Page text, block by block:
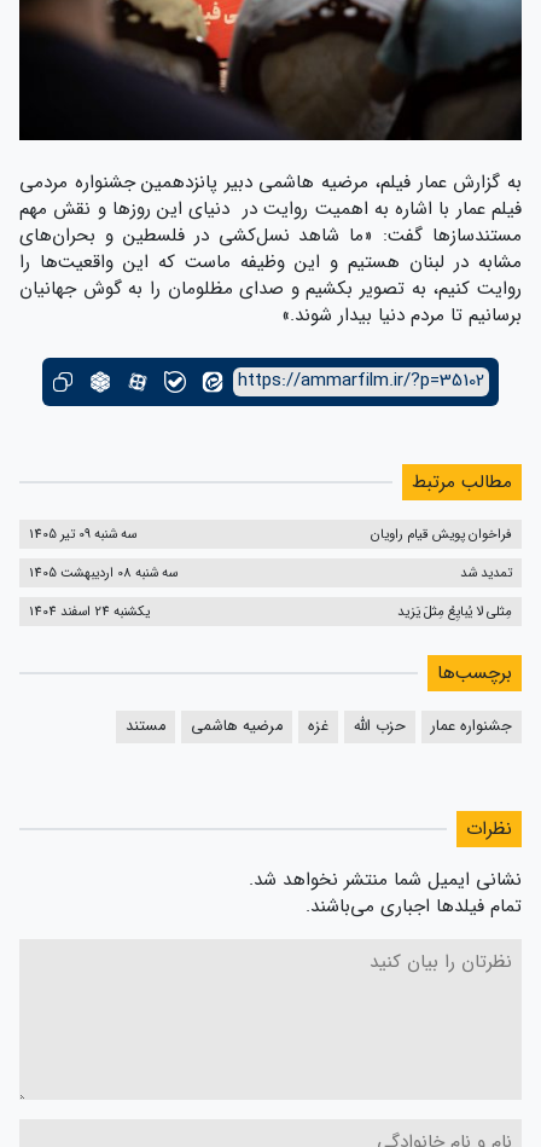
به گزارش عمار فیلم، مرضیه هاشمی دبیر پانزدهمین جشنواره مردمی
فیلم عمار با اشاره به اهمیت روایت در دنیای این روزها و نقش مهم
مستندسازها گفت: «ما شاهد نسل‌کشی در فلسطین و بحران‌های
مشابه در لبنان هستیم و این وظیفه ماست که این واقعیت‌ها را
روایت کنیم، به تصویر بکشیم و صدای مظلومان را به گوش جهانیان
برسانیم تا مردم دنیا بیدار شوند.»
https://ammarfilm.ir/?p=35102
مطالب مرتبط
فراخوان پویش قیام راویان
سه شنبه 09 تیر 1405
تمدید شد
سه شنبه 08 اردیبهشت 1405
مِثلی لا یُبایِعُ مِثلَ یَزید
یکشنبه 24 اسفند 1404
برچسب‌ها
جشنواره عمار حزب الله غزه مرضیه هاشمی مستند
نظرات
نشانی ایمیل شما منتشر نخواهد شد.
تمام فیلدها اجباری می‌باشند.